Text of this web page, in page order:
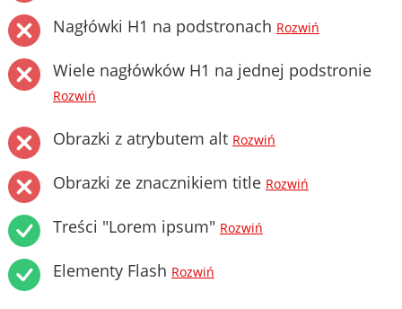
Nagłówki H1 na podstronach Rozwiń
Wiele nagłówków H1 na jednej podstronie
Rozwiń
Obrazki z atrybutem alt Rozwiń
Obrazki ze znacznikiem title Rozwiń
Treści "Lorem ipsum" Rozwiń
Elementy Flash Rozwiń